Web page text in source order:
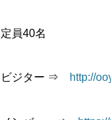
定員40名
ビジター ⇒ http://